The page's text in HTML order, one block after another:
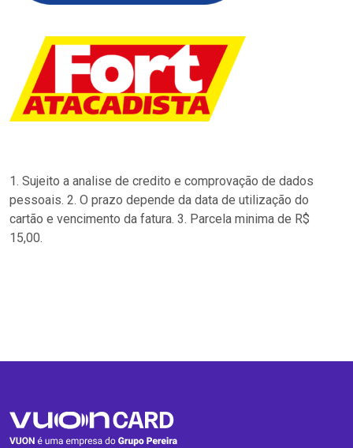
1. Sujeito a analise de credito e comprovação de dados
pessoais. 2. O prazo depende da data de utilização do
cartão e vencimento da fatura. 3. Parcela minima de R$
15,00.